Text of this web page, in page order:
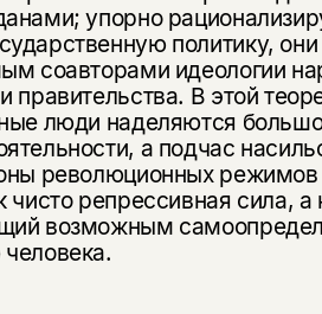
упорно
политику,
соавторами идеологии
пра­вительства. В этой
люди наделяются
а подчас
революционных режимов
чисто репрессивная сила, а
возможным